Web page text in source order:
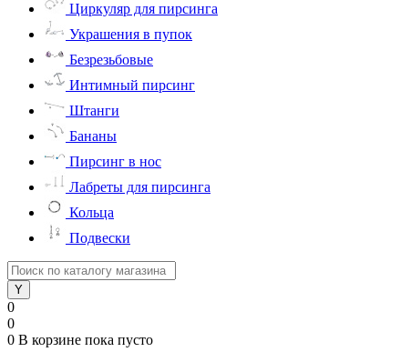
Циркуляр для пирсинга
Украшения в пупок
Безрезьбовые
Интимный пирсинг
Штанги
Бананы
Пирсинг в нос
Лабреты для пирсинга
Кольца
Подвески
0
0
0 В корзине пока пусто